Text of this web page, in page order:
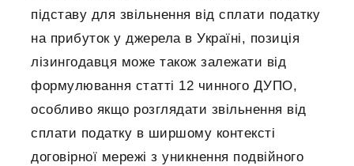
підставу для звільнення від сплати податку
на прибуток у джерела в Україні, позиція
лізингодавця може також залежати від
формулювання статті 12 чинного ДУПО,
особливо якщо розглядати звільнення від
сплати податку в ширшому контексті
договірної мережі з уникнення подвійного